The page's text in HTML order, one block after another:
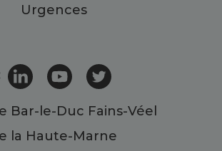
Urgences
Bar-le-Duc Fains-Véel
la Haute-Marne